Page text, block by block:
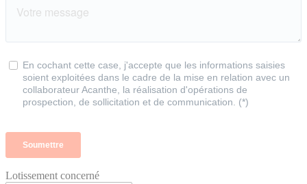
Lotissement concerné